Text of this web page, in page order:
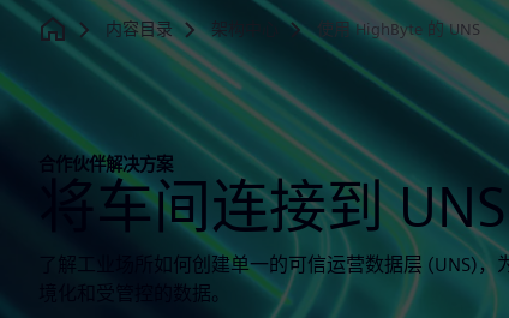
Home
内容目录 架构中心 使用 HighByte 的 UNS
合作伙伴解决方案
将车间连接到
了解工业场所如何创建单一的可信运营数据层 (UNS)
境化和受管控的数据。